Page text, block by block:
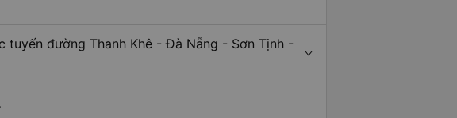
tuyến đường Thanh Khê - Đà Nẵng - Sơn Tịnh -